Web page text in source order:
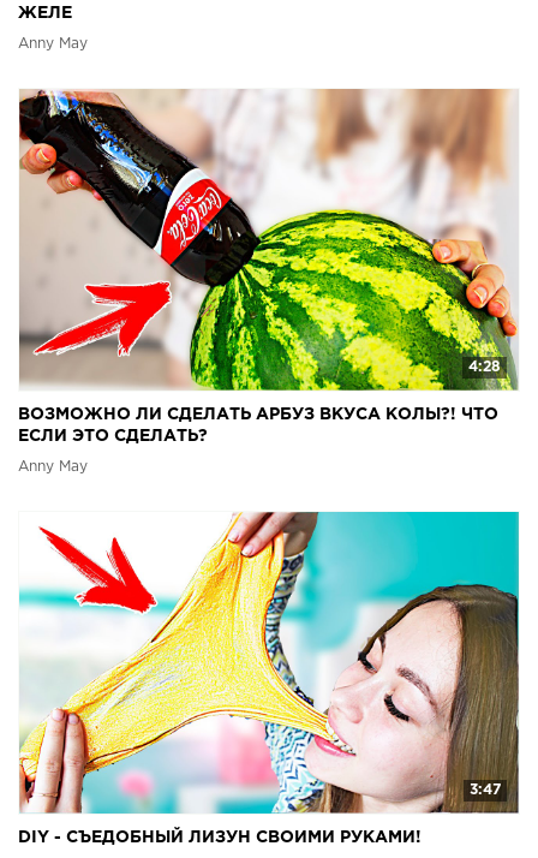
ЖЕЛЕ
Anny May
4:28
ВОЗМОЖНО ЛИ СДЕЛАТЬ АРБУЗ ВКУСА КОЛЫ?! ЧТО
ЕСЛИ ЭТО СДЕЛАТЬ?
Anny May
3:47
DIY - СЪЕДОБНЫЙ ЛИЗУН СВОИМИ РУКАМИ!